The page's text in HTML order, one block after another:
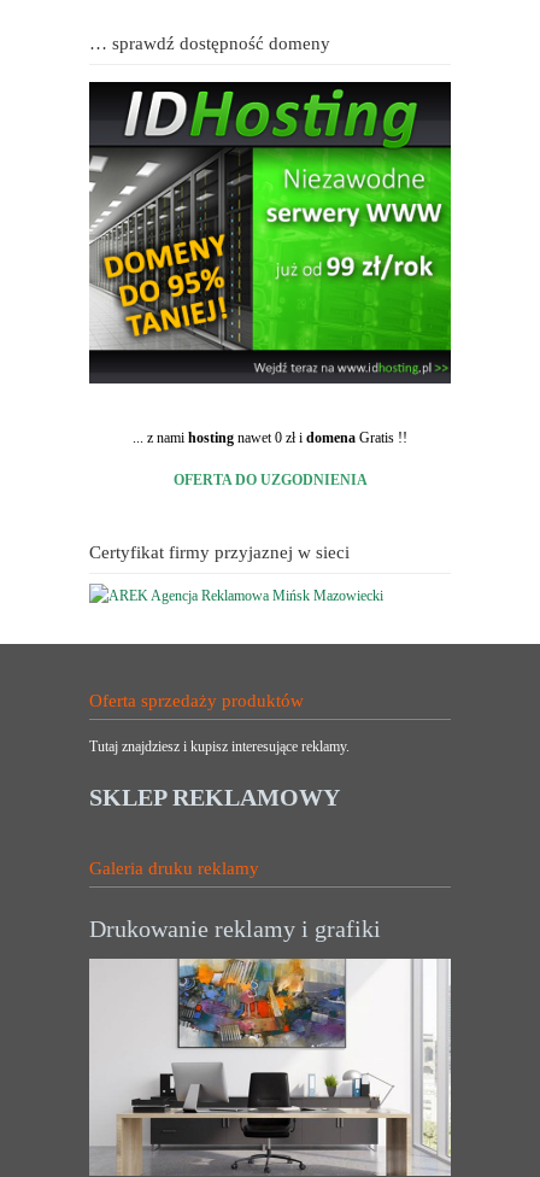
… sprawdź dostępność domeny
... z nami hosting nawet 0 zł i domena Gratis !!
OFERTA DO UZGODNIENIA
Certyfikat firmy przyjaznej w sieci
Oferta sprzedaży produktów
Tutaj znajdziesz i kupisz interesujące reklamy.
SKLEP REKLAMOWY
Galeria druku reklamy
Drukowanie reklamy i grafiki